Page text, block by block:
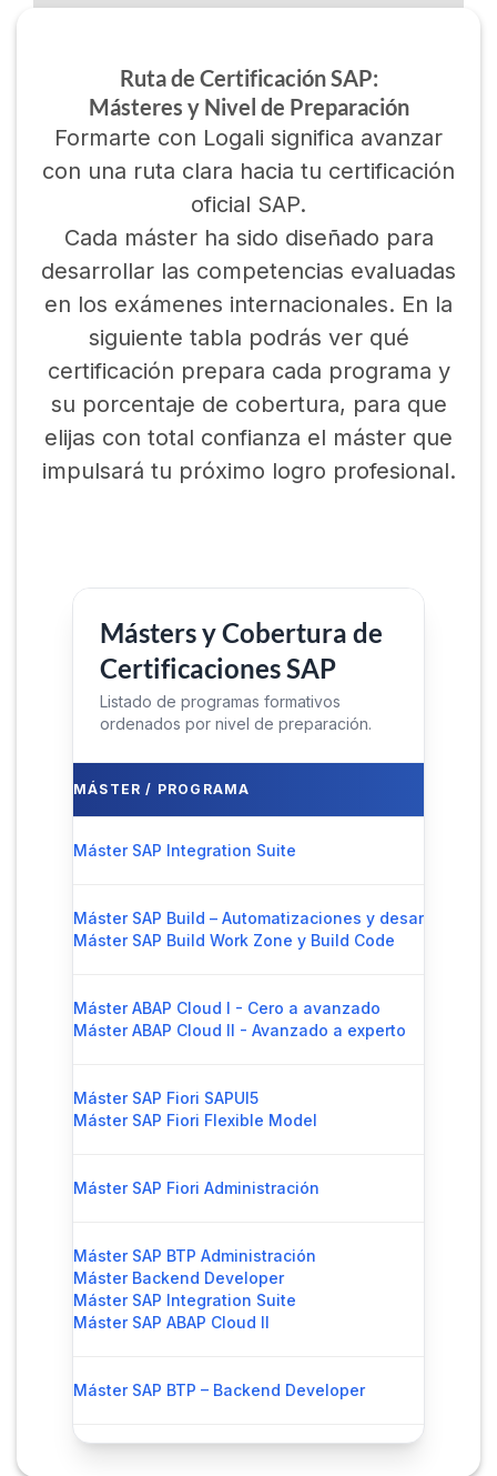
Ruta de Certificación SAP:
Másteres y Nivel de Preparación
Formarte con Logali significa avanzar
con una ruta clara hacia tu certificación
oficial SAP.
Cada máster ha sido diseñado para
desarrollar las competencias evaluadas
en los exámenes internacionales. En la
siguiente tabla podrás ver qué
certificación prepara cada programa y
su porcentaje de cobertura, para que
elijas con total confianza el máster que
impulsará tu próximo logro profesional.
Másters y Cobertura de
Certificaciones SAP
Listado de programas formativos
ordenados por nivel de preparación.
MÁSTER / PROGRAMA
Máster SAP Integration Suite
Máster SAP Build – Automatizaciones y desarrollo
Máster SAP Build Work Zone y Build Code
Máster ABAP Cloud I - Cero a avanzado
Máster ABAP Cloud II - Avanzado a experto
Máster SAP Fiori SAPUI5
Máster SAP Fiori Flexible Model
Máster SAP Fiori Administración
Máster SAP BTP Administración
Máster Backend Developer
Máster SAP Integration Suite
Máster SAP ABAP Cloud II
Máster SAP BTP – Backend Developer